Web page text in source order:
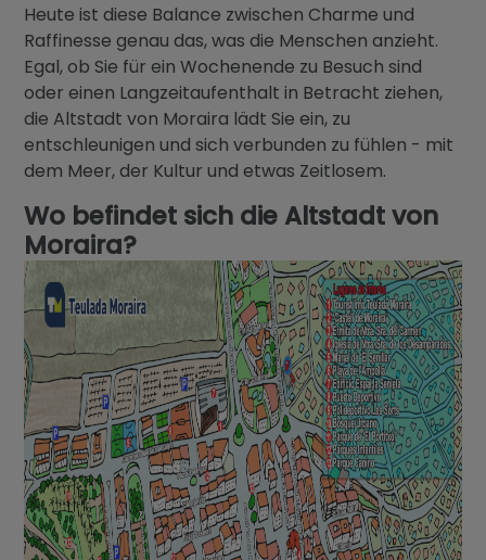
Heute ist diese Balance zwischen Charme und
Raffinesse genau das, was die Menschen anzieht.
Egal, ob Sie für ein Wochenende zu Besuch sind
oder einen Langzeitaufenthalt in Betracht ziehen,
die Altstadt von Moraira lädt Sie ein, zu
entschleunigen und sich verbunden zu fühlen - mit
dem Meer, der Kultur und etwas Zeitlosem.
Wo befindet sich die Altstadt von
Moraira?